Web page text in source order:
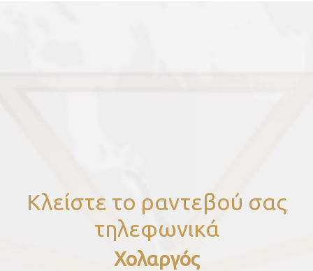
Κλείστε το ραντεβού σας
τηλεφωνικά
Χολαργός